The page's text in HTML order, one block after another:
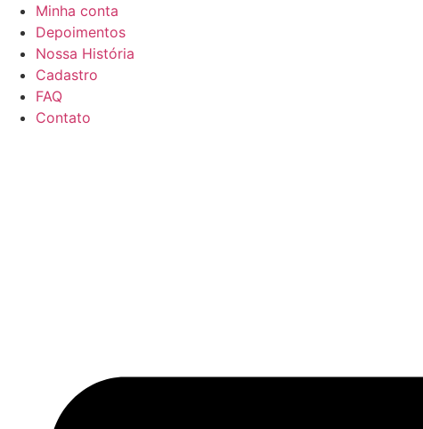
para
conteúdo
Minha conta
Depoimentos
Nossa História
Cadastro
FAQ
Contato